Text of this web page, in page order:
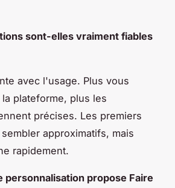
sont-elles vraiment fiables
avec l'usage. Plus vous
plateforme, plus les
précises. Les premiers
approximatifs, mais
rapidement.
personnalisation propose Faire